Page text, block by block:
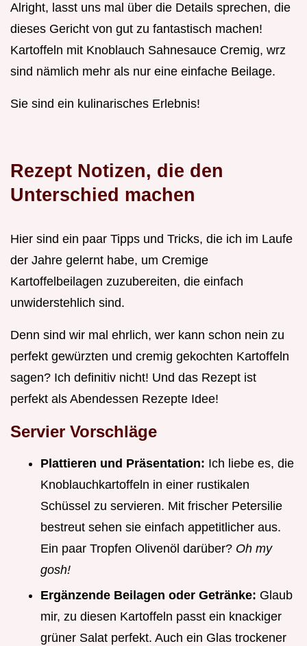
Alright, lasst uns mal über die Details sprechen, die
dieses Gericht von gut zu fantastisch machen!
Kartoffeln mit Knoblauch Sahnesauce Cremig, wrz
sind nämlich mehr als nur eine einfache Beilage.
Sie sind ein kulinarisches Erlebnis!
Rezept Notizen, die den
Unterschied machen
Hier sind ein paar Tipps und Tricks, die ich im Laufe
der Jahre gelernt habe, um Cremige
Kartoffelbeilagen zuzubereiten, die einfach
unwiderstehlich sind.
Denn sind wir mal ehrlich, wer kann schon nein zu
perfekt gewürzten und cremig gekochten Kartoffeln
sagen? Ich definitiv nicht! Und das Rezept ist
perfekt als Abendessen Rezepte Idee!
Servier Vorschläge
Plattieren und Präsentation: Ich liebe es, die
Knoblauchkartoffeln in einer rustikalen
Schüssel zu servieren. Mit frischer Petersilie
bestreut sehen sie einfach appetitlicher aus.
Ein paar Tropfen Olivenöl darüber? Oh my
gosh!
Ergänzende Beilagen oder Getränke: Glaub
mir, zu diesen Kartoffeln passt ein knackiger
grüner Salat perfekt. Auch ein Glas trockener